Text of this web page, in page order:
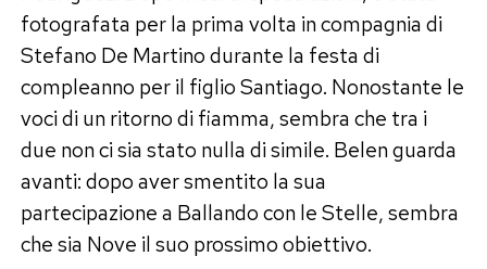
fotografata per la prima volta in compagnia di
Stefano De Martino durante la festa di
compleanno per il figlio Santiago. Nonostante le
voci di un ritorno di fiamma, sembra che tra i
due non ci sia stato nulla di simile. Belen guarda
avanti: dopo aver smentito la sua
partecipazione a Ballando con le Stelle, sembra
che sia Nove il suo prossimo obiettivo.